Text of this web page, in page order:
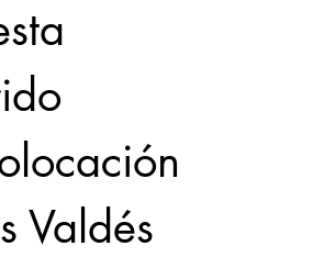
Valdés